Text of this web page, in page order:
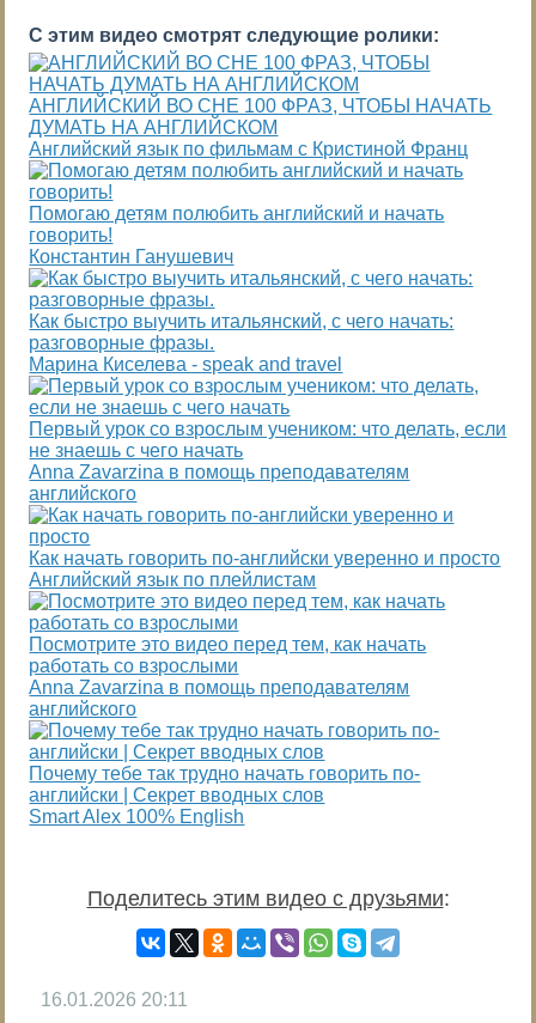
С этим видео смотрят следующие ролики:
АНГЛИЙСКИЙ ВО СНЕ 100 ФРАЗ, ЧТОБЫ НАЧАТЬ
ДУМАТЬ НА АНГЛИЙСКОМ
Английский язык по фильмам с Кристиной Франц
Помогаю детям полюбить английский и начать
говорить!
Константин Ганушевич
Как быстро выучить итальянский, с чего начать:
разговорные фразы.
Марина Киселева - speak and travel
Первый урок со взрослым учеником: что делать, если
не знаешь с чего начать
Anna Zavarzina в помощь преподавателям
английского
Как начать говорить по-английски уверенно и просто
Английский язык по плейлистам
Посмотрите это видео перед тем, как начать
работать со взрослыми
Anna Zavarzina в помощь преподавателям
английского
Почему тебе так трудно начать говорить по-
английски | Секрет вводных слов
Smart Alex 100% English
Поделитесь этим видео с друзьями:
16.01.2026 20:11